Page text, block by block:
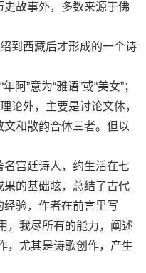
故事外，多数来源于佛
到西藏后才形成的一个诗
”意为“雅语”或“美女”；
论外，主要是讨论文体，
和散韵合体三者。但以
宫廷诗人，约生活在七
的基础眩，总结了古代
验，作者在前言里写
，我尽所有的能力，阐述
，尤其是诗歌创作，产生